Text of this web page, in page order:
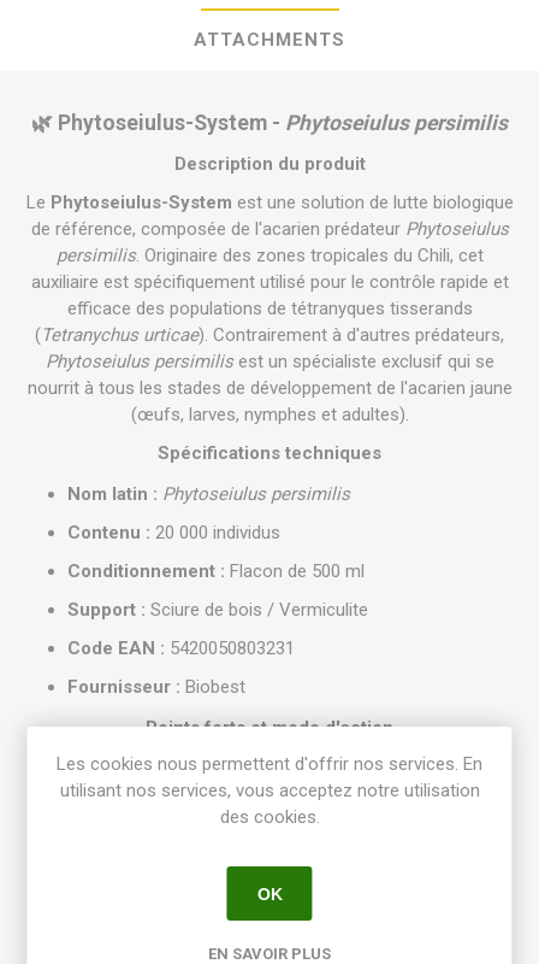
ATTACHMENTS
🌿 Phytoseiulus-System - Phytoseiulus persimilis
Description du produit
Le Phytoseiulus-System est une solution de lutte biologique
de référence, composée de l'acarien prédateur Phytoseiulus
persimilis. Originaire des zones tropicales du Chili, cet
auxiliaire est spécifiquement utilisé pour le contrôle rapide et
efficace des populations de tétranyques tisserands
(Tetranychus urticae). Contrairement à d'autres prédateurs,
Phytoseiulus persimilisest un spécialiste exclusif qui se
nourrit à tous les stades de développement de l'acarien jaune
(œufs, larves, nymphes et adultes).
Spécifications techniques
Nom latin : Phytoseiulus persimilis
Contenu : 20 000 individus
Conditionnement : Flacon de 500 ml
Support : Sciure de bois / Vermiculite
Code EAN : 5420050803231
Fournisseur : Biobest
Points forts et mode d'action
Mobilité accrue :Très actif, il parcourt activement les
feuilles à la recherche de ses proies.
Dynamique de population :Dans des conditions
optimales, sa population croît plus rapidement que celle
Les cookies nous permettent d'offrir nos services. En
utilisant nos services, vous acceptez notre utilisation
des cookies.
OK
EN SAVOIR PLUS